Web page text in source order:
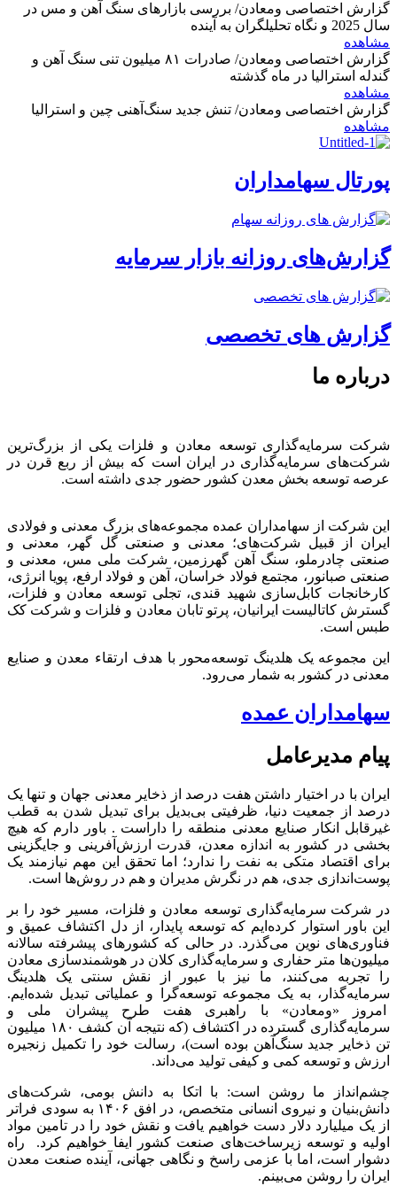
گزارش اختصاصی ومعادن/ بررسی بازارهای سنگ آهن و مس در
سال 2025 و نگاه تحلیلگران به آینده
مشاهده
گزارش اختصاصی ومعادن/ صادرات ۸۱ میلیون تنی سنگ آهن و
گندله استرالیا در ماه گذشته
مشاهده
گزارش اختصاصی ومعادن/ تنش جدید سنگ‌آهنی چین و استرالیا
مشاهده
پورتال سهامداران
گزارش‌های روزانه بازار سرمایه
گزارش های تخصصی
درباره ما
شرکت سرمایه‌گذاری توسعه معادن و فلزات یکی از بزرگ‌ترین
شرکت‌های سرمایه‌گذاری در ایران است که بیش از ربع قرن در
عرصه توسعه بخش معدن کشور حضور جدی داشته است.
این شرکت از سهامداران عمده مجموعه‌های بزرگ معدنی و فولادی
ایران از قبیل شرکت‌های؛ معدنی و صنعتی گل گهر، معدنی و
صنعتی چادرملو، سنگ آهن گهرزمین، شرکت ملی مس، معدنی و
صنعتی صبانور، مجتمع فولاد خراسان، آهن و فولاد ارفع، پویا انرژی،
کارخانجات کابل‌سازی شهید قندی، تجلی توسعه معادن و فلزات،
گسترش کاتالیست ایرانیان، پرتو تابان معادن و فلزات و شرکت کک
طبس است.
این مجموعه یک هلدینگ توسعه‌محور با هدف ارتقاء معدن و صنایع
معدنی در کشور به شمار می‌رود.
سهامداران عمده
پیام مدیرعامل
ایران با در اختیار داشتن هفت درصد از ذخایر معدنی جهان و تنها یک
درصد از جمعیت دنیا، ظرفیتی بی‌بدیل برای تبدیل شدن به قطب
غیرقابل انکار صنایع معدنی منطقه را داراست . باور دارم که هیچ
بخشی در کشور به اندازه معدن، قدرت ارزش‌آفرینی و جایگزینی
برای اقتصاد متکی به نفت را ندارد؛ اما تحقق این مهم نیازمند یک
پوست‌اندازی جدی، هم در نگرش مدیران و هم در روش‌ها است.
در شرکت سرمایه‌گذاری توسعه معادن و فلزات، مسیر خود را بر
این باور استوار کرده‌ایم که توسعه پایدار، از دل اکتشاف عمیق و
فناوری‌های نوین می‌گذرد. در حالی که کشورهای پیشرفته سالانه
میلیون‌ها متر حفاری و سرمایه‌گذاری کلان در هوشمندسازی معادن
را تجربه می‌کنند، ما نیز با عبور از نقش سنتی یک هلدینگ
سرمایه‌گذار، به یک مجموعه توسعه‌گرا و عملیاتی تبدیل شده‌ایم.
امروز «ومعادن» با راهبری هفت طرح پیشران ملی و
سرمایه‌گذاری گسترده در اکتشاف (که نتیجه آن کشف ۱۸۰ میلیون
تن ذخایر جدید سنگ‌آهن بوده است)، رسالت خود را تکمیل زنجیره
ارزش و توسعه کمی و کیفی تولید می‌داند.
چشم‌انداز ما روشن است: با اتکا به دانش بومی، شرکت‌های
دانش‌بنیان و نیروی انسانی متخصص، در افق ۱۴۰۶ به سودی فراتر
از یک میلیارد دلار دست خواهیم یافت و نقش خود را در تامین مواد
اولیه و توسعه زیرساخت‌های صنعت کشور ایفا خواهیم کرد. راه
دشوار است، اما با عزمی راسخ و نگاهی جهانی، آینده صنعت معدن
ایران را روشن می‌بینم.